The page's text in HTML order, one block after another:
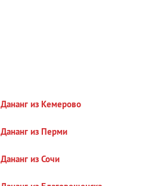
Дананг из Кемерово
Дананг из Перми
Дананг из Сочи